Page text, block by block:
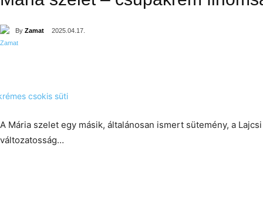
By Zamat 2025.04.17.
A Mária szelet egy másik, általánosan ismert sütemény, a
változatosság…